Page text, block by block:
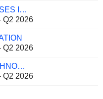
FERGUSON ENTERPRISES INC.
Q2 2026
Q2 2026
MOORE THREADS TECHNOLOGY CO., LTD.
Q2 2026